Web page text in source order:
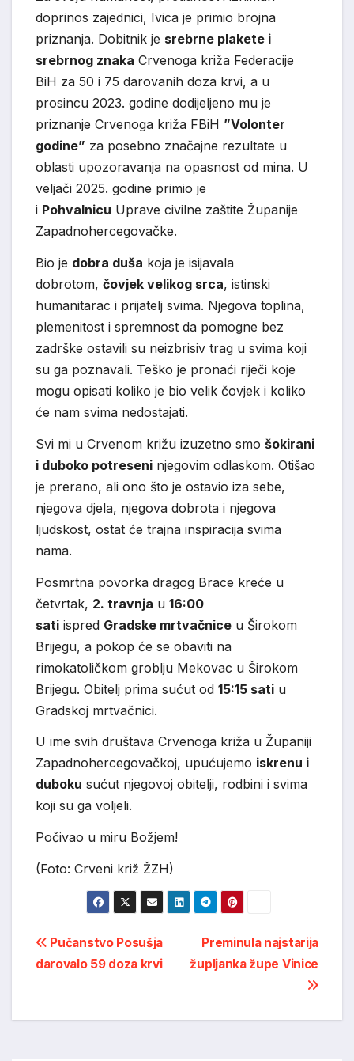
doprinos zajednici, Ivica je primio brojna
priznanja. Dobitnik je srebrne plakete i
srebrnog znaka Crvenoga križa Federacije
BiH za 50 i 75 darovanih doza krvi, a u
prosincu 2023. godine dodijeljeno mu je
priznanje Crvenoga križa FBiH ”Volonter
godine” za posebno značajne rezultate u
oblasti upozoravanja na opasnost od mina. U
veljači 2025. godine primio je
i Pohvalnicu Uprave civilne zaštite Županije
Zapadnohercegovačke.
Bio je dobra duša koja je isijavala
dobrotom, čovjek velikog srca, istinski
humanitarac i prijatelj svima. Njegova toplina,
plemenitost i spremnost da pomogne bez
zadrške ostavili su neizbrisiv trag u svima koji
su ga poznavali. Teško je pronaći riječi koje
mogu opisati koliko je bio velik čovjek i koliko
će nam svima nedostajati.
Svi mi u Crvenom križu izuzetno smo šokirani
i duboko potreseni njegovim odlaskom. Otišao
je prerano, ali ono što je ostavio iza sebe,
njegova djela, njegova dobrota i njegova
ljudskost, ostat će trajna inspiracija svima
nama.
Posmrtna povorka dragog Brace kreće u
četvrtak, 2. travnja u 16:00
sati ispred Gradske mrtvačnice u Širokom
Brijegu, a pokop će se obaviti na
rimokatoličkom groblju Mekovac u Širokom
Brijegu. Obitelj prima sućut od 15:15 sati u
Gradskoj mrtvačnici.
U ime svih društava Crvenoga križa u Županiji
Zapadnohercegovačkoj, upućujemo iskrenu i
duboku sućut njegovoj obitelji, rodbini i svima
koji su ga voljeli.
Počivao u miru Božjem!
(Foto: Crveni križ ŽZH)
Post
navigation
Preminula najstarija
župljanka župe Vinice
Pučanstvo Posušja
darovalo 59 doza krvi